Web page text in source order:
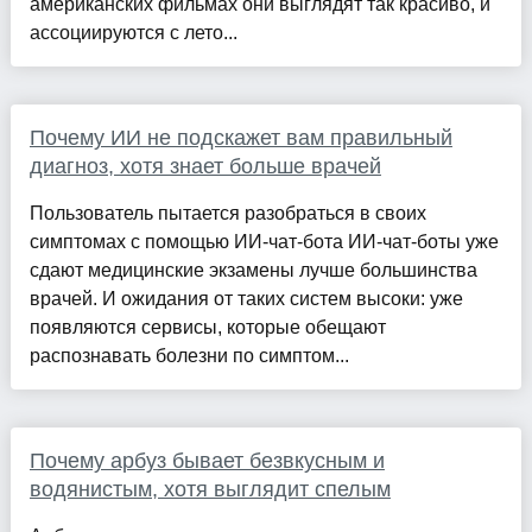
американских фильмах они выглядят так красиво, и
ассоциируются с лето...
Почему ИИ не подскажет вам правильный
диагноз, хотя знает больше врачей
Пользователь пытается разобраться в своих
симптомах с помощью ИИ-чат-бота ИИ-чат-боты уже
сдают медицинские экзамены лучше большинства
врачей. И ожидания от таких систем высоки: уже
появляются сервисы, которые обещают
распознавать болезни по симптом...
Почему арбуз бывает безвкусным и
водянистым, хотя выглядит спелым